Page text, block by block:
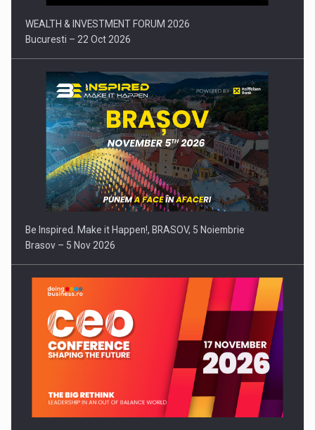
WEALTH & INVESTMENT FORUM 2026
Bucuresti – 22 Oct 2026
Be Inspired. Make it Happen!, BRASOV, 5 Noiembrie
Brasov – 5 Nov 2026